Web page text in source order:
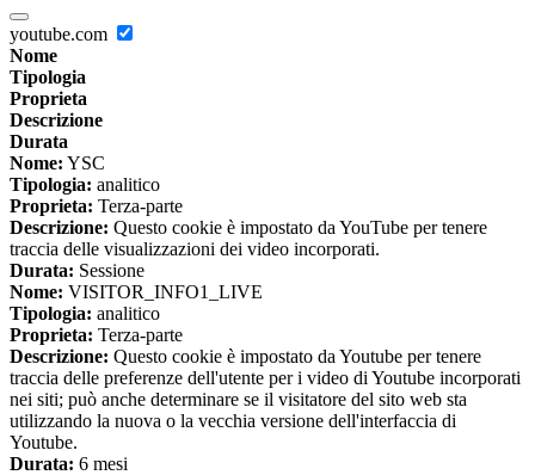
youtube.com
Nome
Tipologia
Proprieta
Descrizione
Durata
Nome: YSC
Tipologia: analitico
Proprieta: Terza-parte
Descrizione: Questo cookie è impostato da YouTube per tenere
traccia delle visualizzazioni dei video incorporati.
Durata: Sessione
Nome: VISITOR_INFO1_LIVE
Tipologia: analitico
Proprieta: Terza-parte
Descrizione: Questo cookie è impostato da Youtube per tenere
traccia delle preferenze dell'utente per i video di Youtube incorporati
nei siti; può anche determinare se il visitatore del sito web sta
utilizzando la nuova o la vecchia versione dell'interfaccia di
Youtube.
Durata: 6 mesi